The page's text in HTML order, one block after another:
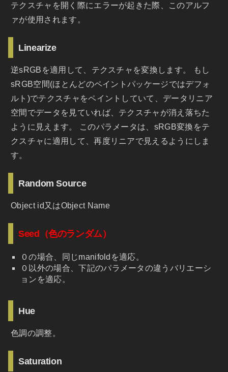
テクスチャを開く際にエラーが起きた際、このアルフ
ァが使用されます。
Linearize
逆sRGBを適用して、テクスチャを変換します。 もし
sRGB空間(ほとんどのペイントパッケージではデフォ
ルト)でテクスチャをペイントしていて、データリニア
空間でデータを見ていれば、テクスチャが消え落ちた
ように見えます。 このパラメータは、sRGB変換をテ
クスチャに適用して、再度リニアで見えるようにしま
す。
Random Source
Object id又はObject Name
Seed（色のランダム）
０の場合、同じmanifoldを適応。
０以外の場合、下記のパラメータの違うバリエーシ
ョンを適応。
Hue
色調の調整。
Saturation